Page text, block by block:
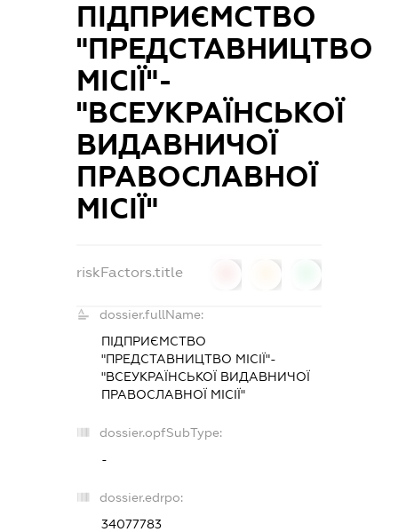
ПІДПРИЄМСТВО
"ПРЕДСТАВНИЦТВО
МІСІЇ"-
"ВСЕУКРАЇНСЬКОЇ
ВИДАВНИЧОЇ
ПРАВОСЛАВНОЇ
МІСІЇ"
riskFactors.title
dossier.fullName:
ПІДПРИЄМСТВО
"ПРЕДСТАВНИЦТВО МІСІЇ"-
"ВСЕУКРАЇНСЬКОЇ ВИДАВНИЧОЇ
ПРАВОСЛАВНОЇ МІСІЇ"
dossier.opfSubType:
-
dossier.edrpo:
34077783